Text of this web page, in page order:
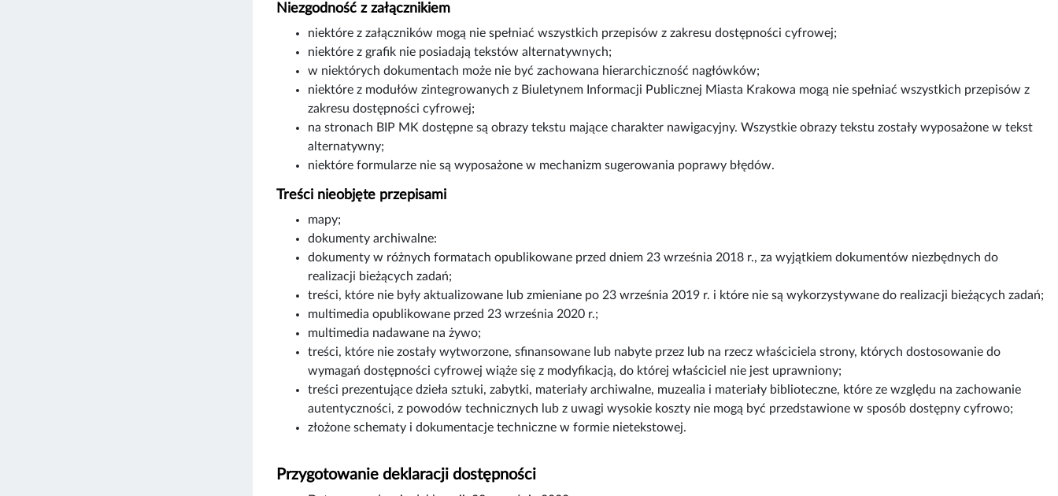
Niezgodność z załącznikiem
niektóre z załączników mogą nie spełniać wszystkich przepisów z zakresu dostępności cyfrowej;
niektóre z grafik nie posiadają tekstów alternatywnych;
w niektórych dokumentach może nie być zachowana hierarchiczność nagłówków;
niektóre z modułów zintegrowanych z Biuletynem Informacji Publicznej Miasta Krakowa mogą nie spełniać wszystkich przepisów z
zakresu dostępności cyfrowej;
na stronach BIP MK dostępne są obrazy tekstu mające charakter nawigacyjny. Wszystkie obrazy tekstu zostały wyposażone w tekst
alternatywny;
niektóre formularze nie są wyposażone w mechanizm sugerowania poprawy błędów.
Treści nieobjęte przepisami
mapy;
dokumenty archiwalne:
dokumenty w różnych formatach opublikowane przed dniem 23 września 2018 r., za wyjątkiem dokumentów niezbędnych do
realizacji bieżących zadań;
treści, które nie były aktualizowane lub zmieniane po 23 września 2019 r. i które nie są wykorzystywane do realizacji bieżących zadań;
multimedia opublikowane przed 23 września 2020 r.;
multimedia nadawane na żywo;
treści, które nie zostały wytworzone, sfinansowane lub nabyte przez lub na rzecz właściciela strony, których dostosowanie do
wymagań dostępności cyfrowej wiąże się z modyfikacją, do której właściciel nie jest uprawniony;
treści prezentujące dzieła sztuki, zabytki, materiały archiwalne, muzealia i materiały biblioteczne, które ze względu na zachowanie
autentyczności, z powodów technicznych lub z uwagi wysokie koszty nie mogą być przedstawione w sposób dostępny cyfrowo;
złożone schematy i dokumentacje techniczne w formie nietekstowej.
Przygotowanie deklaracji dostępności